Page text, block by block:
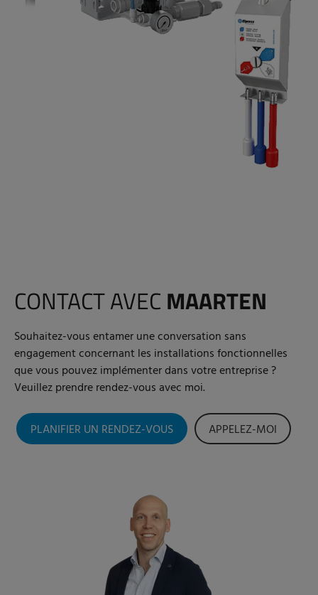
CONTACT AVEC MAARTEN
Souhaitez-vous entamer une conversation sans
engagement concernant les installations fonctionnelles
que vous pouvez implémenter dans votre entreprise ?
Veuillez prendre rendez-vous avec moi.
PLANIFIER UN RENDEZ-VOUS APPELEZ-MOI